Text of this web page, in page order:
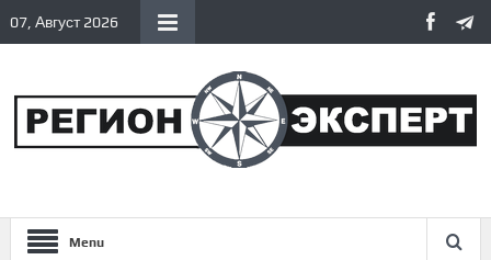
07, Август 2026
Menu